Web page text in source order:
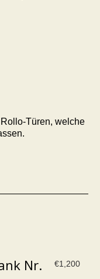
Türen, welche
€1,200
Nr.